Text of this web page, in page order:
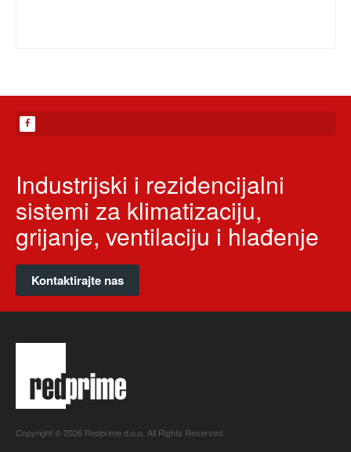
Industrijski i rezidencijalni
sistemi za klimatizaciju,
grijanje, ventilaciju i hlađenje
Kontaktirajte nas
Copyright © 2026 Redprime d.o.o. All Rights Reserved.